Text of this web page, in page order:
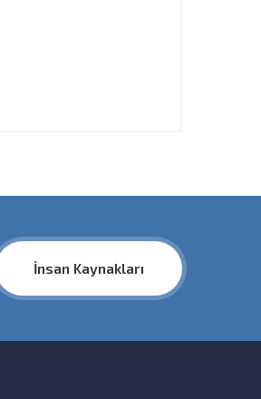
İnsan Kaynakları